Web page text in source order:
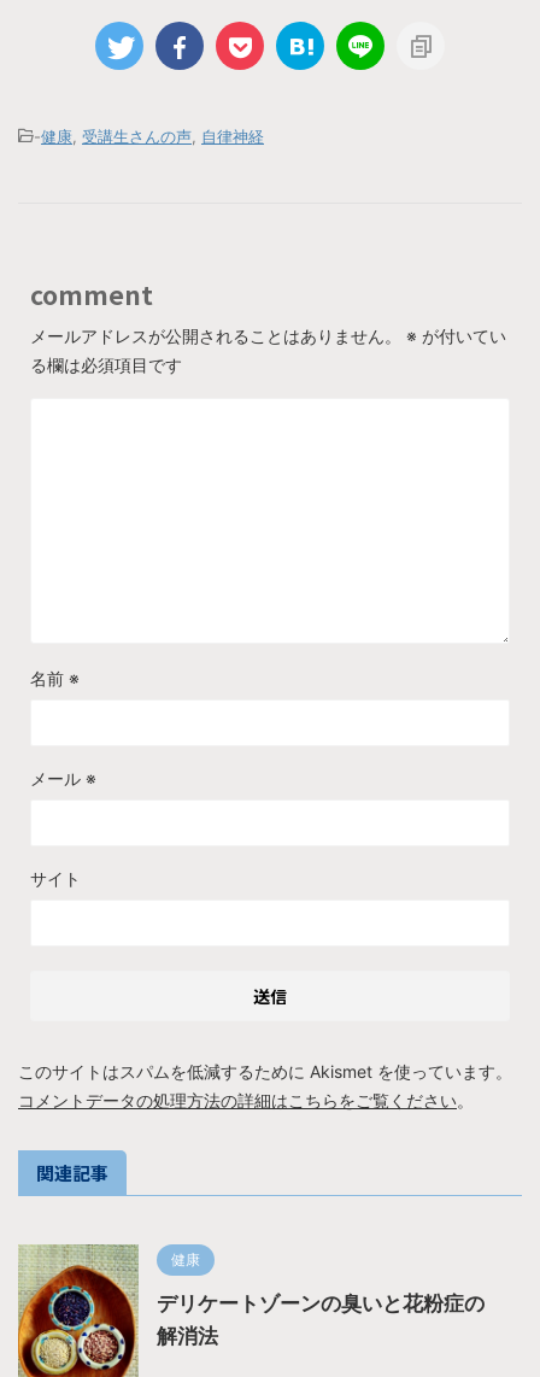
-健康 受講生さんの声 自律神経
comment
メールアドレスが公開されることはありません。 ※ が付いてい
る欄は必須項目です
名前 ※
メール ※
サイト
このサイトはスパムを低減するために Akismet を使っています。
コメントデータの処理方法の詳細はこちらをご覧ください。
関連記事
健康
デリケートゾーンの臭いと花粉症の
解消法